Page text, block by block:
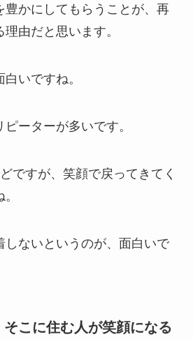
豊かにしてもらうことが、再
由だと思います。
いですね。
ーターが多いです。
ですが、笑顔で戻ってきてく
ないというのが、面白いで
こに住む人が笑顔になる